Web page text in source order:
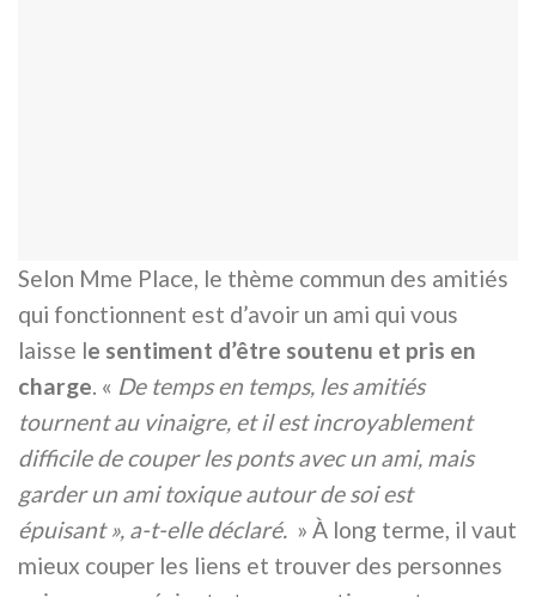
Selon Mme Place, le thème commun des amitiés
qui fonctionnent est d’avoir un ami qui vous
laisse le sentiment d’être soutenu et pris en
charge. « De temps en temps, les amitiés
tournent au vinaigre, et il est incroyablement
difficile de couper les ponts avec un ami, mais
garder un ami toxique autour de soi est
épuisant », a-t-elle déclaré. » À long terme, il vaut
mieux couper les liens et trouver des personnes